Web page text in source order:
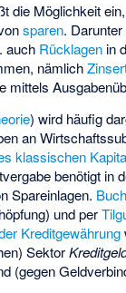
die Möglichkeit
sparen.
auch Rücklagen in
nämlich
mittels
) wird häufig
an
klassischen
benötigt in
Spareinlagen.
und per
Kreditgewährung
Sektor
(gegen